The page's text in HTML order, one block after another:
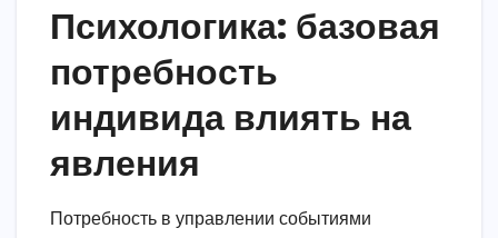
Психологика: базовая
потребность
индивида влиять на
явления
Потребность в управлении событиями